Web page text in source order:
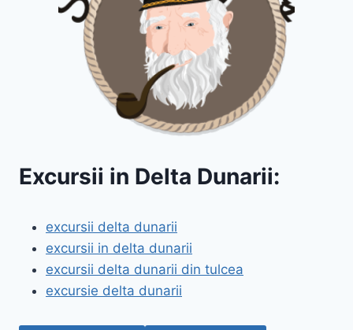
Excursii in Delta Dunarii:
excursii delta dunarii
excursii in delta dunarii
excursii delta dunarii din tulcea
excursie delta dunarii